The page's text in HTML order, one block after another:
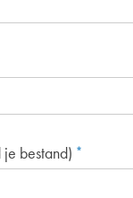
bestand) *